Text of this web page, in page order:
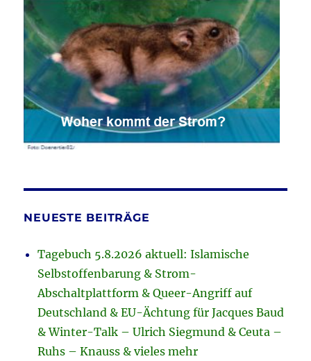
NEUESTE BEITRÄGE
Tagebuch 5.8.2026 aktuell: Islamische
Selbstoffenbarung & Strom-
Abschaltplattform & Queer-Angriff auf
Deutschland & EU-Ächtung für Jacques Baud
& Winter-Talk – Ulrich Siegmund & Ceuta –
Ruhs – Knauss & vieles mehr